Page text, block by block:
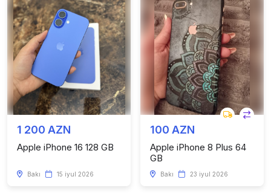
1 200 AZN
Apple iPhone 16 128 GB
Bakı 15 iyul 2026
100 AZN
Apple iPhone 8 Plus 64
GB
Bakı 23 iyul 2026